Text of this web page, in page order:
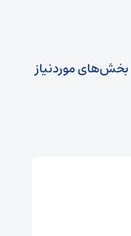
بخش‌های موردنیاز